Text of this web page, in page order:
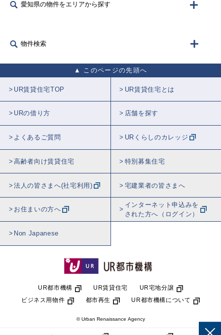
愛知県の物件をエリアから探す
物件検索
このページの先頭へ
UR賃貸住宅TOP UR賃貸住宅とは
URの借り方 店舗を探す
よくあるご質問 URくらしのカレッジ
高齢者向け賃貸住宅 特別募集住宅
法人の皆さまへ(社宅利用) 宅建業者の皆さまへ
お住まいの方へ
インターネット申込みを
された方へ（ログイン）
Non Japanese
UR都市機構 UR賃貸住宅
UR宅地分譲
ビジネス用物件
都市再生 UR都市機構について
© Urban Renaissance Agency